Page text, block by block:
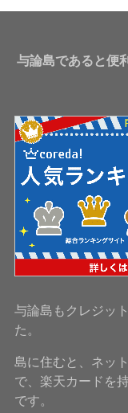
与論島であると便
与論島もクレジッ
た。
島に住むと、ネッ
で、楽天カードを
です。